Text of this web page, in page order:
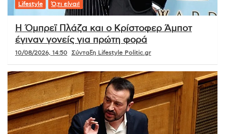
Lifestyle Ό,τι είναι!
Η Όμπρεϊ Πλάζα και ο Κρίστοφερ Άμποτ
έγιναν γονείς για πρώτη φορά
10/08/2026, 14:50 Σύνταξη Lifestyle Politic.gr